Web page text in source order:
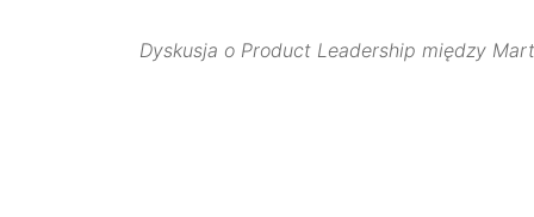
Dyskusja o Product Leadership między